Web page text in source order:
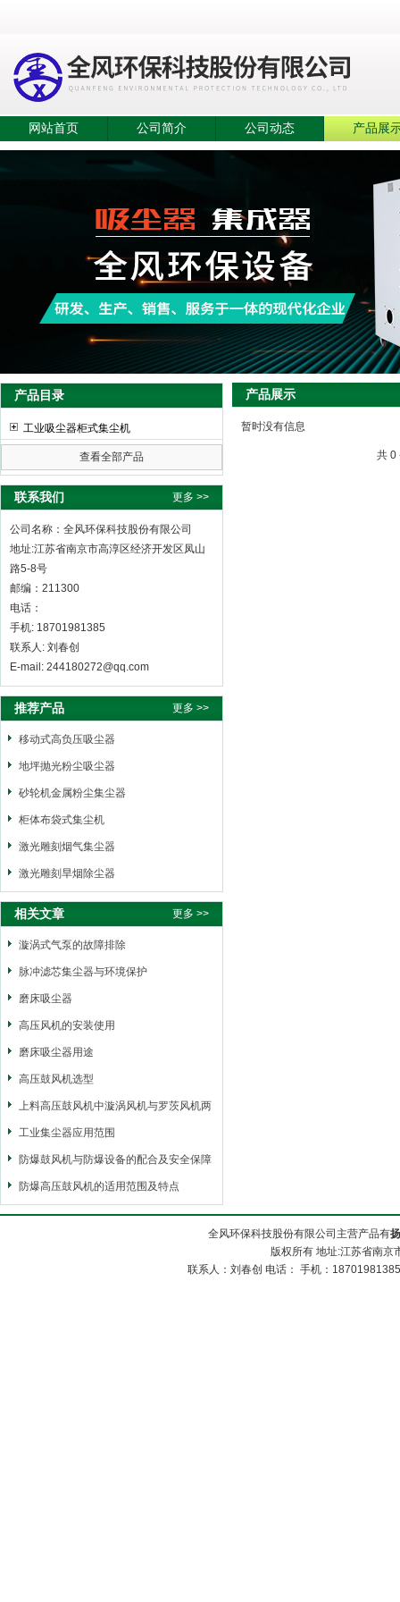
网站首页 公司简介 公司动态 产品展
产品目录
工业吸尘器柜式集尘机
查看全部产品
联系我们 更多 >>
公司名称：全风环保科技股份有限公司
地址:江苏省南京市高淳区经济开发区凤山
路5-8号
邮编：211300
电话：
手机: 18701981385
联系人: 刘春创
E-mail: 244180272@qq.com
推荐产品 更多 >>
移动式高负压吸尘器
地坪抛光粉尘吸尘器
砂轮机金属粉尘集尘器
柜体布袋式集尘机
激光雕刻烟气集尘器
激光雕刻旱烟除尘器
相关文章 更多 >>
漩涡式气泵的故障排除
脉冲滤芯集尘器与环境保护
磨床吸尘器
高压风机的安装使用
磨床吸尘器用途
高压鼓风机选型
上料高压鼓风机中漩涡风机与罗茨风机两
者之间的区别
工业集尘器应用范围
防爆鼓风机与防爆设备的配合及安全保障
措施
防爆高压鼓风机的适用范围及特点
产品展示
暂时没有信息
共 0
全风环保科技股份有限公司主营产品有
版权所有 地址:江苏省南
联系人：刘春创 电话： 手机：